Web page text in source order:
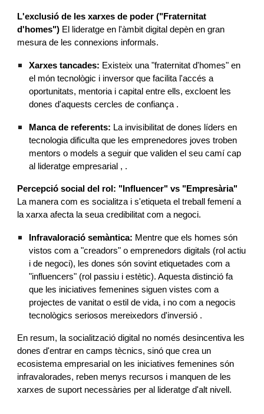
L'exclusió de les xarxes de poder ("Fraternitat
d'homes") El lideratge en l'àmbit digital depèn en gran
mesura de les connexions informals.
Xarxes tancades: Existeix una "fraternitat d'homes" en
el món tecnològic i inversor que facilita l'accés a
oportunitats, mentoria i capital entre ells, excloent les
dones d'aquests cercles de confiança .
Manca de referents: La invisibilitat de dones líders en
tecnologia dificulta que les emprenedores joves troben
mentors o models a seguir que validen el seu camí cap
al lideratge empresarial , .
Percepció social del rol: "Influencer" vs "Empresària"
La manera com es socialitza i s'etiqueta el treball femení a
la xarxa afecta la seua credibilitat com a negoci.
Infravaloració semàntica: Mentre que els homes són
vistos com a "creadors" o emprenedors digitals (rol actiu
i de negoci), les dones són sovint etiquetades com a
"influencers" (rol passiu i estètic). Aquesta distinció fa
que les iniciatives femenines siguen vistes com a
projectes de vanitat o estil de vida, i no com a negocis
tecnològics seriosos mereixedors d'inversió .
En resum, la socialització digital no només desincentiva les
dones d'entrar en camps tècnics, sinó que crea un
ecosistema empresarial on les iniciatives femenines són
infravalorades, reben menys recursos i manquen de les
xarxes de suport necessàries per al lideratge d'alt nivell.